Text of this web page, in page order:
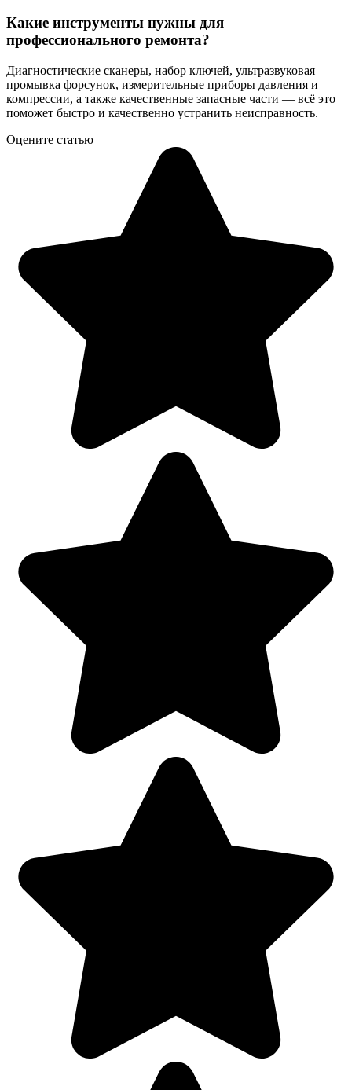
Какие инструменты нужны для
профессионального ремонта?
Диагностические сканеры, набор ключей, ультразвуковая
промывка форсунок, измерительные приборы давления и
компрессии, а также качественные запасные части — всё это
поможет быстро и качественно устранить неисправность.
Оцените статью